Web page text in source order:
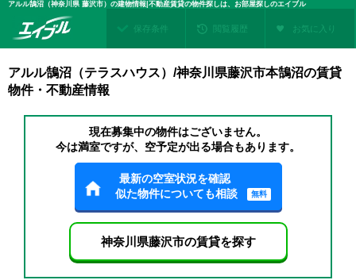
アルル鵠沼（神奈川県 藤沢市）の建物情報|不動産賃貸の物件探しは、お部屋探しのエイブル
保存条件 閲覧履歴 お気に入り
アルル鵠沼（テラスハウス）/神奈川県藤沢市本鵠沼の賃貸
物件・不動産情報
現在募集中の物件はございません。
今は満室ですが、空予定が出る場合もあります。
最新の空室状況を確認
似た物件についても相談
無料
神奈川県藤沢市の賃貸を探す